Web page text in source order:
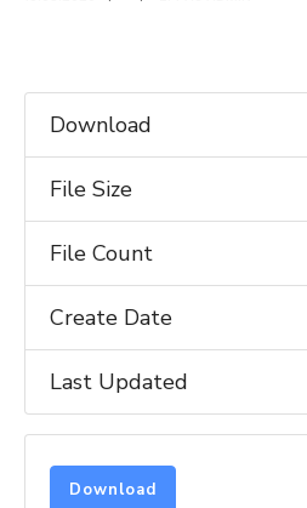
Download
File Size
File Count
Create Date
Last Updated
Download